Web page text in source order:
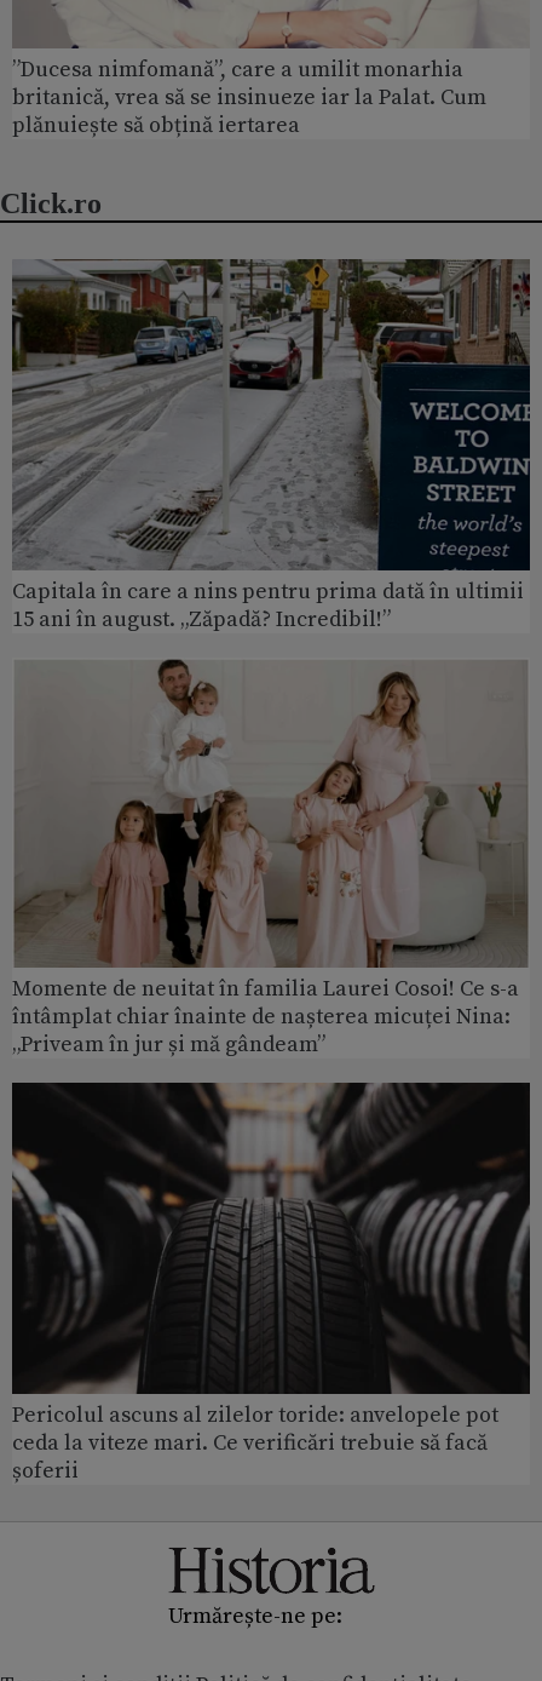
”Ducesa nimfomană”, care a umilit monarhia
britanică, vrea să se insinueze iar la Palat. Cum
plănuiește să obțină iertarea
Click.ro
Capitala în care a nins pentru prima dată în ultimii
15 ani în august. „Zăpadă? Incredibil!”
Momente de neuitat în familia Laurei Cosoi! Ce s-a
întâmplat chiar înainte de nașterea micuței Nina:
„Priveam în jur și mă gândeam”
Pericolul ascuns al zilelor toride: anvelopele pot
ceda la viteze mari. Ce verificări trebuie să facă
șoferii
Urmărește-ne pe: